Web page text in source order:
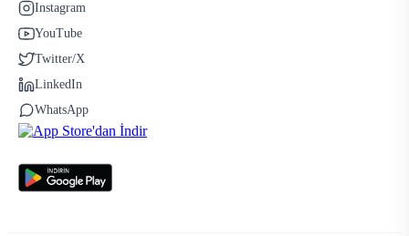
Instagram
YouTube
Twitter/X
LinkedIn
WhatsApp